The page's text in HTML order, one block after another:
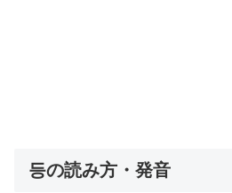
등の読み方・発音